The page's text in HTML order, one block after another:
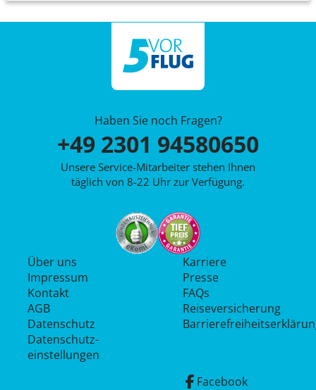
Haben Sie noch Fragen?
+49 2301 94580650
Unsere Service-Mitarbeiter stehen Ihnen
täglich von 8-22 Uhr zur Verfügung.
Über uns
Impressum
Kontakt
AGB
Datenschutz
Datenschutz­
einstellungen
Karriere
Presse
FAQs
Reiseversicherung
Facebook